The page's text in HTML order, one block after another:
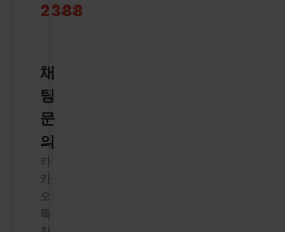
2388
채
팅
문
의
카
카
오
톡